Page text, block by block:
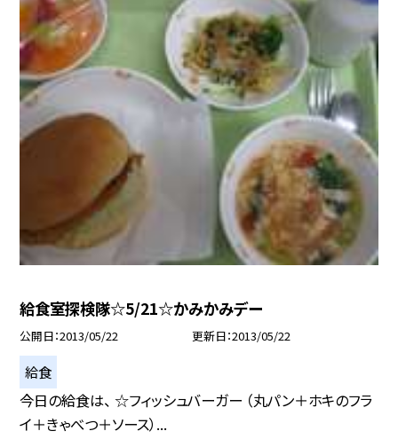
給食室探検隊☆5/21☆かみかみデー
公開日 2013/05/22 更新日 2013/05/22
給食
今日の給食は、 ☆フィッシュバーガー （丸パン＋ホキのフラ
イ＋きゃべつ＋ソース）...